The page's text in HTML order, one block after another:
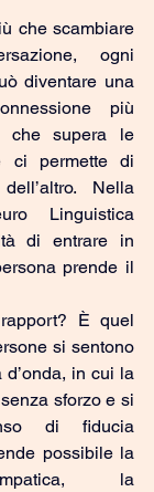
che scambiare
ogni
diventare una
più
che supera le
ci permette di
Nella
Linguistica
di entrare in
prende il
È quel
si sentono
in cui la
sforzo e si
di fiducia
possibile la
la